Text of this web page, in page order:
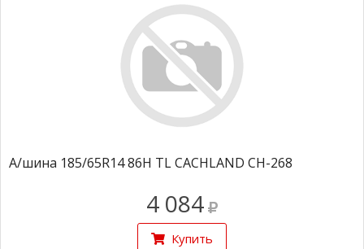
А/шина 185/65R14 86H TL CACHLAND CH-268
4 084
Купить